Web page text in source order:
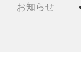
お知らせ